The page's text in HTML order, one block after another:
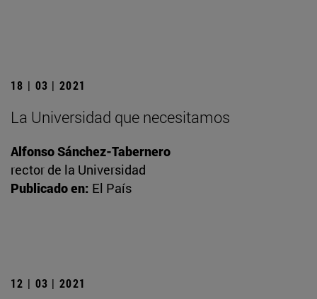
18 | 03 | 2021
La Universidad que necesitamos
Alfonso Sánchez-Tabernero
rector de la Universidad
Publicado en: El País
12 | 03 | 2021